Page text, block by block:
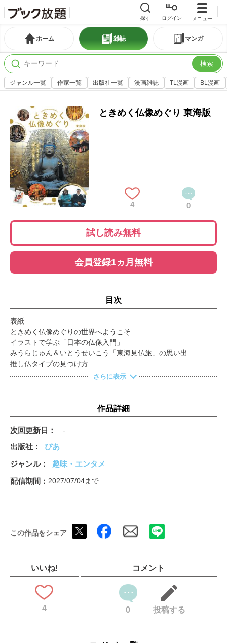
探す ログイン メニュー
ホーム 雑誌 マンガ
検索
ジャンル一覧 作家一覧 出版社一覧 漫画雑誌 TL漫画 BL漫画
ときめく仏像めぐり 東海版
4 0
試し読み無料
会員登録1ヵ月無料
目次
表紙
ときめく仏像めぐりの世界へようこそ
イラストで学ぶ「日本の仏像入門」
みうらじゅん＆いとうせいこう「東海見仏旅」の思い出
推し仏タイプの見つけ方
包み込む「大仏」のやさしさ
「豊川吒枳尼眞天」秘仏御開帳
保存版「秘仏＆御開帳カレンダー」
仏教の最高仏「荘厳華麗な如来」
力強く霊験あらたか 勇ましい「明王＆天部」
INDEX
読者プレゼント＆アンケート
さらに表示
作品詳細
次回更新日 -
出版社
ぴあ
ジャンル
趣味・エンタメ
配信期間
2027/07/04まで
この作品をシェア
いいね!
4
コメント
0 投稿する